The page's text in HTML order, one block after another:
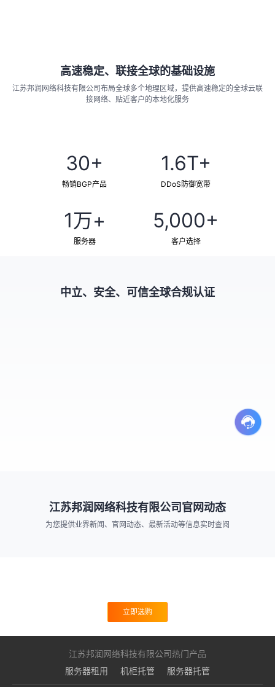
高速稳定、联接全球的基础设施
江苏邦润网络科技有限公司布局全球多个地理区域，提供高速稳定的全球云联
接网络、贴近客户的本地化服务
30+
畅销BGP产品
1.6T+
DDoS防御宽带
1万+
服务器
5,000+
客户选择
中立、安全、可信全球合规认证
江苏邦润网络科技有限公司官网动态
为您提供业界新闻、官网动态、最新活动等信息实时查阅
立即选购
江苏邦润网络科技有限公司热门产品
服务器租用
机柜托管 服务器托管